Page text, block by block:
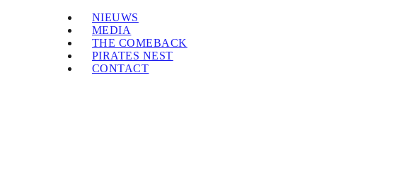
NIEUWS
MEDIA
THE COMEBACK
PIRATES NEST
CONTACT